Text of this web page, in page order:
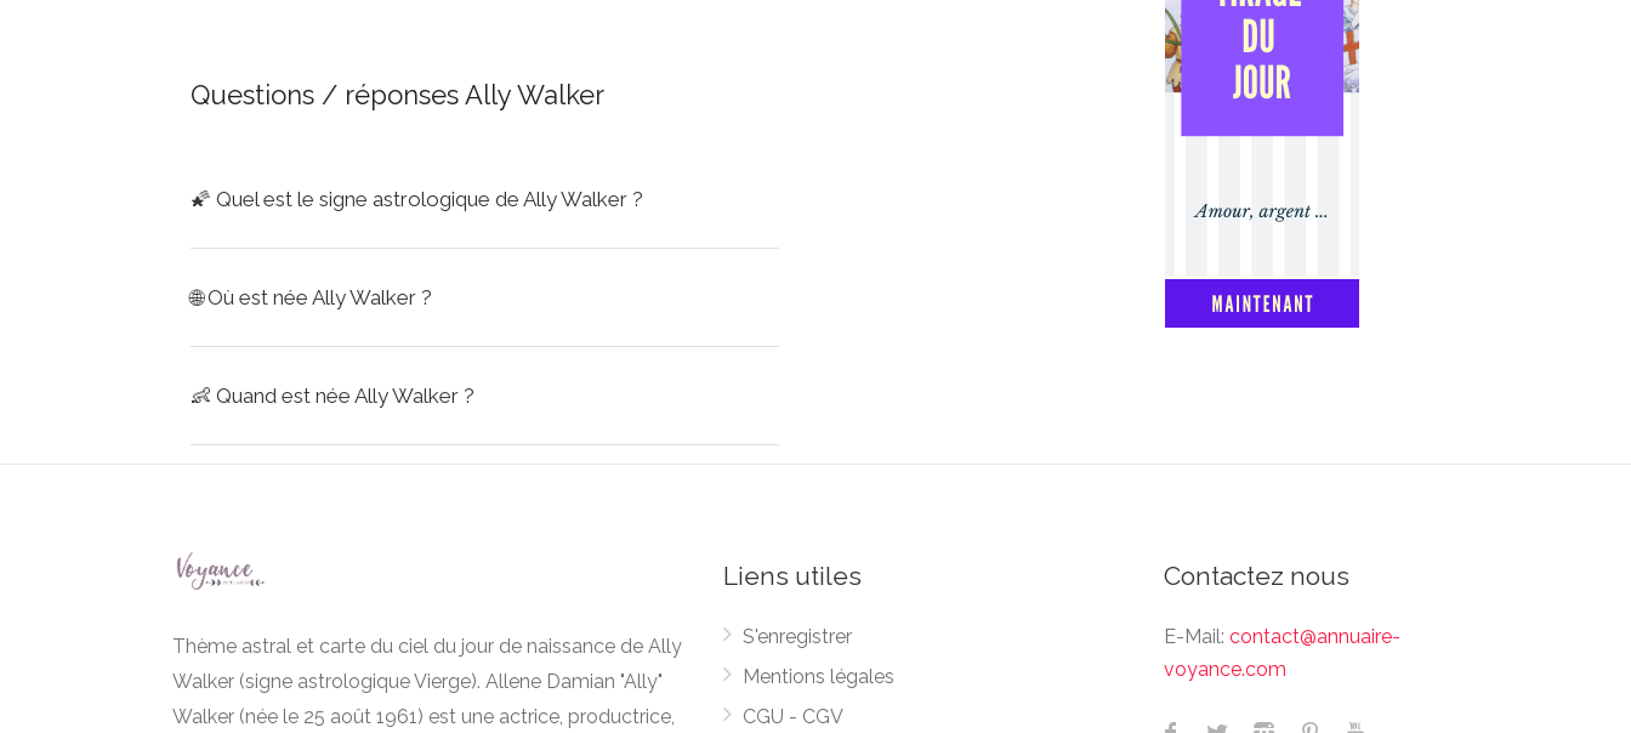
Questions / réponses Ally Walker
🌠 Quel est le signe astrologique de Ally Walker ?
🌐Où est née Ally Walker ?
👶 Quand est née Ally Walker ?
Thème astral et carte du ciel du jour de naissance de Ally
Walker (signe astrologique Vierge). Allene Damian "Ally"
Walker (née le 25 août 1961) est une actrice, productrice,
Liens utiles
S'enregistrer
Mentions légales
CGU - CGV
Contactez nous
E-Mail: contact@annuaire-
voyance.com